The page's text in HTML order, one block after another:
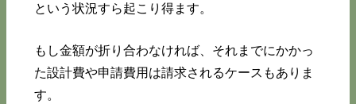
という状況すら起こり得ます。
もし金額が折り合わなければ、それまでにかかっ
た設計費や申請費用は請求されるケースもありま
す。